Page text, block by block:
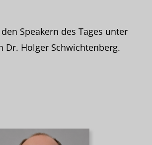
Speakern des Tages unter
Dr. Holger Schwichtenberg.